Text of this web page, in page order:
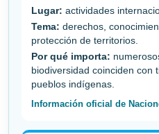
Lugar: actividades
Tema: derechos,
protección de territorios.
Por qué importa:
biodiversidad coinciden con
pueblos indígenas.
Información oficial de